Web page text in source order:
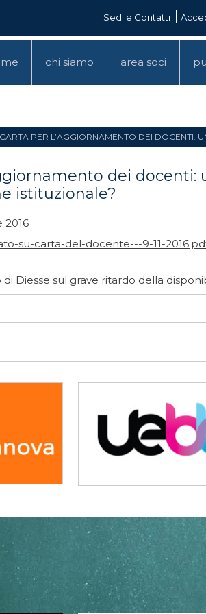
Sedi e Contatti
chi siamo area soci
PER L’AGGIORNAMENTO DEI DOCENTI:
dei
istituzionale?
su-carta-del-docente---9-11-
Diesse sul grave ritardo della